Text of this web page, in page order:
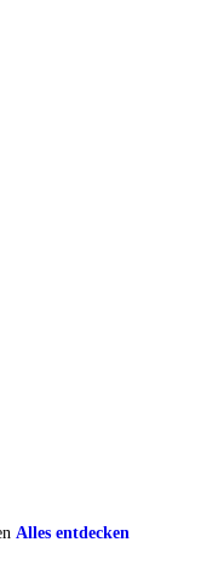
Alles entdecken